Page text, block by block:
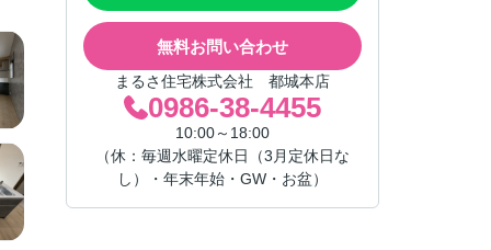
無料お問い合わせ
まるさ住宅株式会社 都城本店
0986-38-4455
10:00～18:00
（休：毎週水曜定休日（3月定休日な
し）・年末年始・GW・お盆）